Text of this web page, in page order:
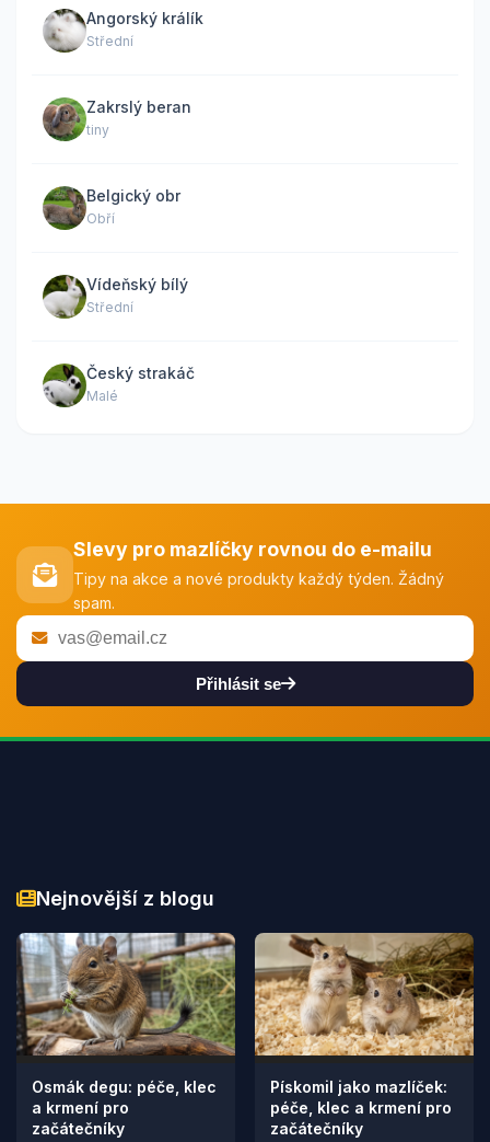
Angorský králík
Střední
Zakrslý beran
tiny
Belgický obr
Obří
Vídeňský bílý
Střední
Český strakáč
Malé
Slevy pro mazlíčky rovnou do e-mailu
Tipy na akce a nové produkty každý týden. Žádný
spam.
Přihlásit se
Nejnovější z blogu
Osmák degu: péče, klec
a krmení pro
začátečníky
Pískomil jako mazlíček:
péče, klec a krmení pro
začátečníky